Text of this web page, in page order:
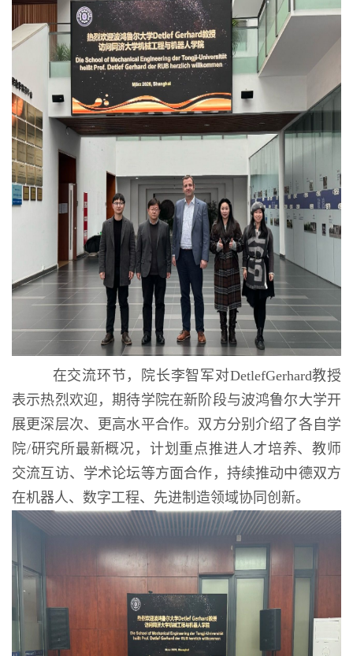
在交流环节，院长李智军对DetlefGerhard教授
表示热烈欢迎，期待学院在新阶段与波鸿鲁尔大学开
展更深层次、更高水平合作。双方分别介绍了各自学
院/研究所最新概况，计划重点推进人才培养、教师
交流互访、学术论坛等方面合作，持续推动中德双方
在机器人、数字工程、先进制造领域协同创新。